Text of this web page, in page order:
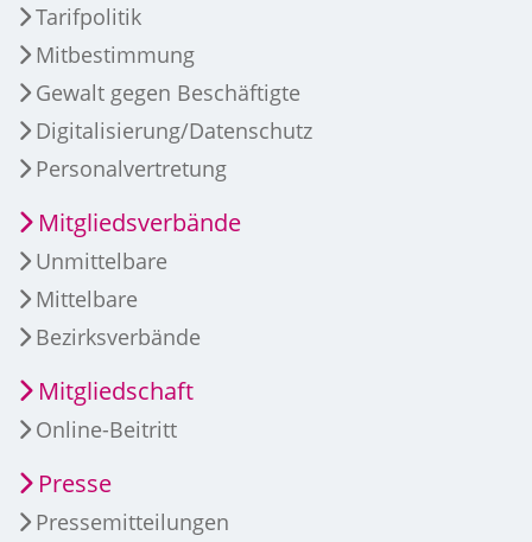
Tarifpolitik
Mitbestimmung
Gewalt gegen Beschäftigte
Digitalisierung/Datenschutz
Personalvertretung
Mitgliedsverbände
Unmittelbare
Mittelbare
Bezirksverbände
Mitgliedschaft
Online-Beitritt
Presse
Pressemitteilungen